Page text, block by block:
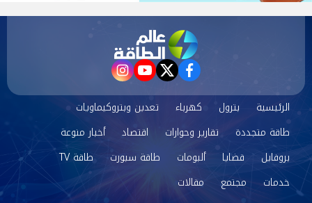
facebook
twitter
youtube
instagram
الرئيسية بترول كهرباء
تعدين وبتروكيماويات
طاقة متجددة
تقارير وحوارات اقتصاد
أخبار منوعة
بروفايل
قضايا ألبومات طاقة سبورت
طاقة TV
خدمات
مجتمع مقالات